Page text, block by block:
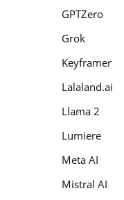
GPTZero
Grok
Keyframer
Lalaland.ai
Llama 2
Lumiere
Meta AI
Mistral AI